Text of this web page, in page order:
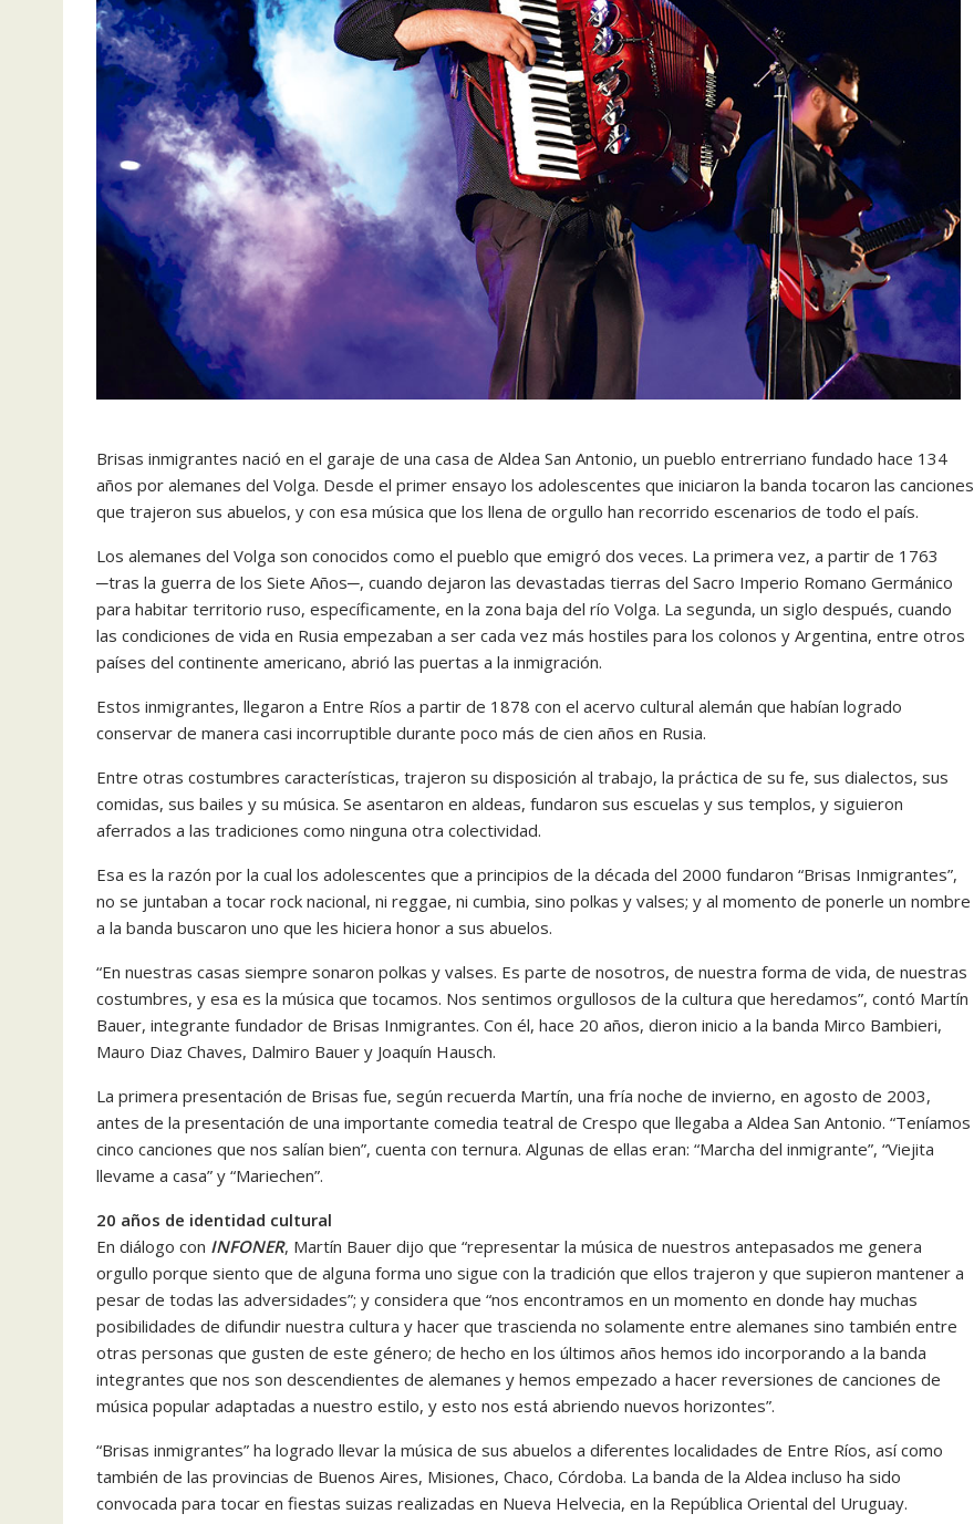
Brisas inmigrantes nació en el garaje de una casa de Aldea San Antonio, un pueblo entrerriano fundado hace 134
años por alemanes del Volga. Desde el primer ensayo los adolescentes que iniciaron la banda tocaron las canciones
que trajeron sus abuelos, y con esa música que los llena de orgullo han recorrido escenarios de todo el país.
Los alemanes del Volga son conocidos como el pueblo que emigró dos veces. La primera vez, a partir de 1763
─tras la guerra de los Siete Años─, cuando dejaron las devastadas tierras del Sacro Imperio Romano Germánico
para habitar territorio ruso, específicamente, en la zona baja del río Volga. La segunda, un siglo después, cuando
las condiciones de vida en Rusia empezaban a ser cada vez más hostiles para los colonos y Argentina, entre otros
países del continente americano, abrió las puertas a la inmigración.
Estos inmigrantes, llegaron a Entre Ríos a partir de 1878 con el acervo cultural alemán que habían logrado
conservar de manera casi incorruptible durante poco más de cien años en Rusia.
Entre otras costumbres características, trajeron su disposición al trabajo, la práctica de su fe, sus dialectos, sus
comidas, sus bailes y su música. Se asentaron en aldeas, fundaron sus escuelas y sus templos, y siguieron
aferrados a las tradiciones como ninguna otra colectividad.
Esa es la razón por la cual los adolescentes que a principios de la década del 2000 fundaron “Brisas Inmigrantes”,
no se juntaban a tocar rock nacional, ni reggae, ni cumbia, sino polkas y valses; y al momento de ponerle un nombre
a la banda buscaron uno que les hiciera honor a sus abuelos.
“En nuestras casas siempre sonaron polkas y valses. Es parte de nosotros, de nuestra forma de vida, de nuestras
costumbres, y esa es la música que tocamos. Nos sentimos orgullosos de la cultura que heredamos”, contó Martín
Bauer, integrante fundador de Brisas Inmigrantes. Con él, hace 20 años, dieron inicio a la banda Mirco Bambieri,
Mauro Diaz Chaves, Dalmiro Bauer y Joaquín Hausch.
La primera presentación de Brisas fue, según recuerda Martín, una fría noche de invierno, en agosto de 2003,
antes de la presentación de una importante comedia teatral de Crespo que llegaba a Aldea San Antonio. “Teníamos
cinco canciones que nos salían bien”, cuenta con ternura. Algunas de ellas eran: “Marcha del inmigrante”, “Viejita
llevame a casa” y “Mariechen”.
20 años de identidad cultural
En diálogo con INFONER, Martín Bauer dijo que “representar la música de nuestros antepasados me genera
orgullo porque siento que de alguna forma uno sigue con la tradición que ellos trajeron y que supieron mantener a
pesar de todas las adversidades”; y considera que “nos encontramos en un momento en donde hay muchas
posibilidades de difundir nuestra cultura y hacer que trascienda no solamente entre alemanes sino también entre
otras personas que gusten de este género; de hecho en los últimos años hemos ido incorporando a la banda
integrantes que nos son descendientes de alemanes y hemos empezado a hacer reversiones de canciones de
música popular adaptadas a nuestro estilo, y esto nos está abriendo nuevos horizontes”.
“Brisas inmigrantes” ha logrado llevar la música de sus abuelos a diferentes localidades de Entre Ríos, así como
también de las provincias de Buenos Aires, Misiones, Chaco, Córdoba. La banda de la Aldea incluso ha sido
convocada para tocar en fiestas suizas realizadas en Nueva Helvecia, en la República Oriental del Uruguay.